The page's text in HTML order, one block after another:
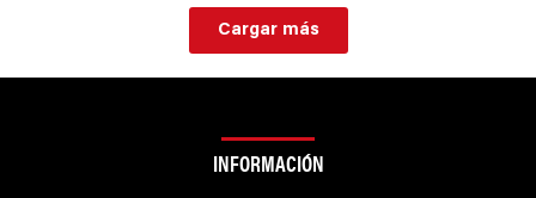
Cargar más
INFORMACIÓN